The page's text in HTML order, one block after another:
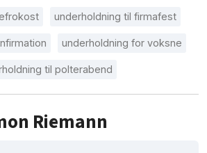
underholdning til firmafest
underholdning for voksne
til polterabend
Riemann